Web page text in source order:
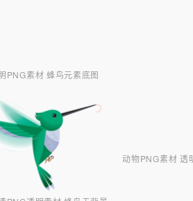
PNG素材 蜂鸟元素底图
动物PNG素材 透